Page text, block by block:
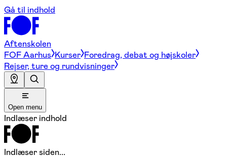
Gå til indhold
Aftenskolen
FOF Aarhus Kurser Foredrag, debat og højskoler
Rejser, ture og rundvisninger
Open menu
Indlæser indhold
Indlæser siden...